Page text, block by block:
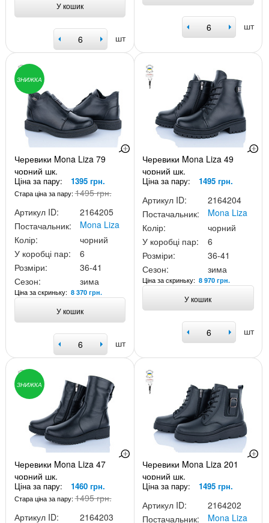
У кошик
шт
шт
ЗНИЖКА
Черевики Mona Liza 79
чорний шк.
Ціна за пару: 1395 грн.
Стара ціна за пару:1495 грн.
Артикул ID:
2164205
Постачальник:
Mona Liza
Колір:
чорний
У коробці пар:
6
Розміри:
36-41
Сезон:
зима
Ціна за скриньку: 8 370 грн.
У кошик
шт
Черевики Mona Liza 49
чорний шк.
Ціна за пару: 1495 грн.
Артикул ID:
2164204
Постачальник:
Mona Liza
Колір:
чорний
У коробці пар:
6
Розміри:
36-41
Сезон:
зима
Ціна за скриньку:8 970 грн.
У кошик
шт
ЗНИЖКА
Черевики Mona Liza 47
чорний шк.
Ціна за пару: 1460 грн.
Стара ціна за пару:1495 грн.
Артикул ID:
2164203
Черевики Mona Liza 201
чорний шк.
Ціна за пару: 1495 грн.
Артикул ID:
2164202
Постачальник:
Mona Liza